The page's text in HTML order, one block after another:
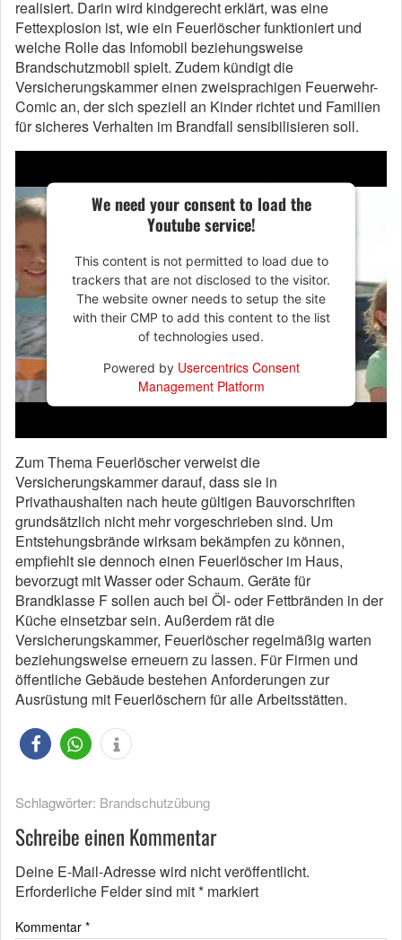
realisiert. Darin wird kindgerecht erklärt, was eine
Fettexplosion ist, wie ein Feuerlöscher funktioniert und
welche Rolle das Infomobil beziehungsweise
Brandschutzmobil spielt. Zudem kündigt die
Versicherungskammer einen zweisprachigen Feuerwehr-
Comic an, der sich speziell an Kinder richtet und Familien
für sicheres Verhalten im Brandfall sensibilisieren soll.
We need your consent to load the
Youtube service!
This content is not permitted to load due to
trackers that are not disclosed to the visitor.
The website owner needs to setup the site
with their CMP to add this content to the list
of technologies used.
Powered by Usercentrics Consent
Management Platform
Zum Thema Feuerlöscher verweist die
Versicherungskammer darauf, dass sie in
Privathaushalten nach heute gültigen Bauvorschriften
grundsätzlich nicht mehr vorgeschrieben sind. Um
Entstehungsbrände wirksam bekämpfen zu können,
empfiehlt sie dennoch einen Feuerlöscher im Haus,
bevorzugt mit Wasser oder Schaum. Geräte für
Brandklasse F sollen auch bei Öl- oder Fettbränden in der
Küche einsetzbar sein. Außerdem rät die
Versicherungskammer, Feuerlöscher regelmäßig warten
beziehungsweise erneuern zu lassen. Für Firmen und
öffentliche Gebäude bestehen Anforderungen zur
Ausrüstung mit Feuerlöschern für alle Arbeitsstätten.
Schlagwörter: Brandschutzübung
Schreibe einen Kommentar
Deine E-Mail-Adresse wird nicht veröffentlicht.
Erforderliche Felder sind mit* markiert
Kommentar *